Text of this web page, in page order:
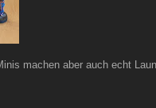
machen aber auch echt